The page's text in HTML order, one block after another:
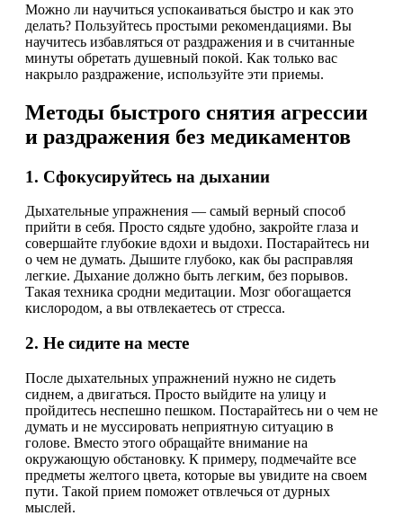
Можно ли научиться успокаиваться быстро и как это
делать? Пользуйтесь простыми рекомендациями. Вы
научитесь избавляться от раздражения и в считанные
минуты обретать душевный покой. Как только вас
накрыло раздражение, используйте эти приемы.
Методы быстрого снятия агрессии
и раздражения без медикаментов
1. Сфокусируйтесь на дыхании
Дыхательные упражнения — самый верный способ
прийти в себя. Просто сядьте удобно, закройте глаза и
совершайте глубокие вдохи и выдохи. Постарайтесь ни
о чем не думать. Дышите глубоко, как бы расправляя
легкие. Дыхание должно быть легким, без порывов.
Такая техника сродни медитации. Мозг обогащается
кислородом, а вы отвлекаетесь от стресса.
2. Не сидите на месте
После дыхательных упражнений нужно не сидеть
сиднем, а двигаться. Просто выйдите на улицу и
пройдитесь неспешно пешком. Постарайтесь ни о чем не
думать и не муссировать неприятную ситуацию в
голове. Вместо этого обращайте внимание на
окружающую обстановку. К примеру, подмечайте все
предметы желтого цвета, которые вы увидите на своем
пути. Такой прием поможет отвлечься от дурных
мыслей.